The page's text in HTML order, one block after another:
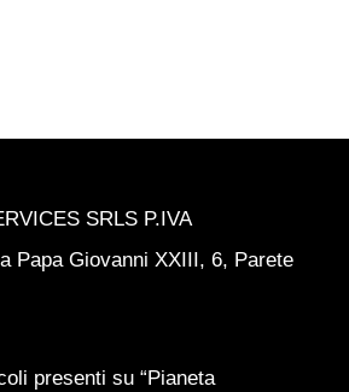
SRLS P.IVA
Papa Giovanni XXIII, 6, Parete
presenti su “Pianeta